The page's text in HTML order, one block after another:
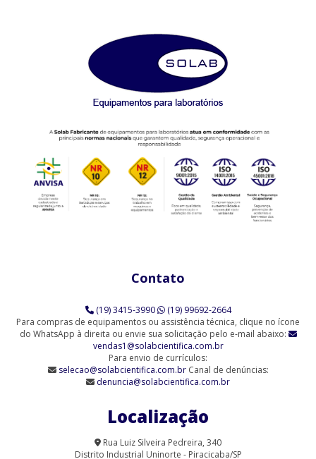
Agitador Proveta - 120 Provas - Análise de Solo (SL-99/120)
Agitador Proveta - 6 Provas - Análise de Solo (SL-99/6)
AGITADORES MAGNÉTICOS
(SL-92/H)
Agitador Magnético Analógico com Aquecimento (SL-91/A)
Agitador Magnético Analógico com Aquecimento 10 Provas (SL-
91/10)
Agitador Magnético Analógico com Aquecimento 6 Provas (SL-
Agitador Magnético Analógico sem Aquecimento (SL-90)
Agitador Magnético Analógico sem Aquecimento - 6 Provas (SL-
Contato
(19) 3415-3990
(19) 99692-2664
Para compras de equipamentos ou assistência técnica, clique no ícone
do WhatsApp à direita ou envie sua solicitação pelo e-mail abaixo:
vendas1@solabcientifica.com.br
Para envio de currículos:
selecao@solabcientifica.com.br Canal de denúncias:
denuncia@solabcientifica.com.br
Localização
Rua Luiz Silveira Pedreira, 340
Distrito Industrial Uninorte - Piracicaba/SP